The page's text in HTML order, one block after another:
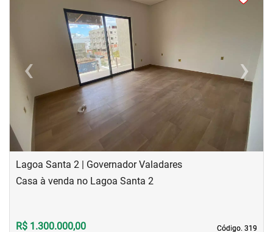
‹Previous ›Next
Lagoa Santa 2 | Governador Valadares
Código. 319
Código. 319
Casa à venda no Lagoa Santa 2
R$ 1.300.000,00